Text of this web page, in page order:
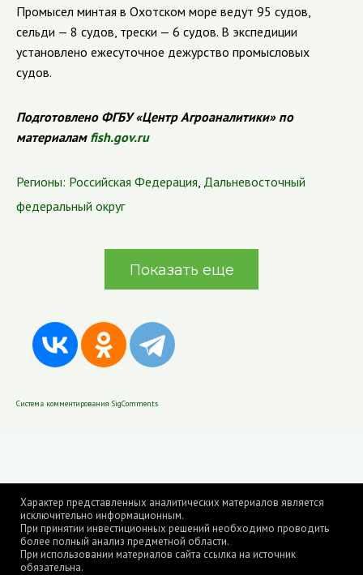
Промысел минтая в Охотском море ведут 95 судов,
сельди — 8 судов, трески — 6 судов. В экспедиции
установлено ежесуточное дежурство промысловых
судов.
Подготовлено ФГБУ «Центр Агроаналитики» по
материалам fish.gov.ru
Регионы: Российская Федерация, Дальневосточный
федеральный округ
Показать еще
Система комментирования SigComments
Характер представленных аналитических материалов является
исключительно информационным.
При принятии инвестиционных решений необходимо проводить
более полный анализ предметной области.
При использовании материалов сайта ссылка на источник
обязательна.